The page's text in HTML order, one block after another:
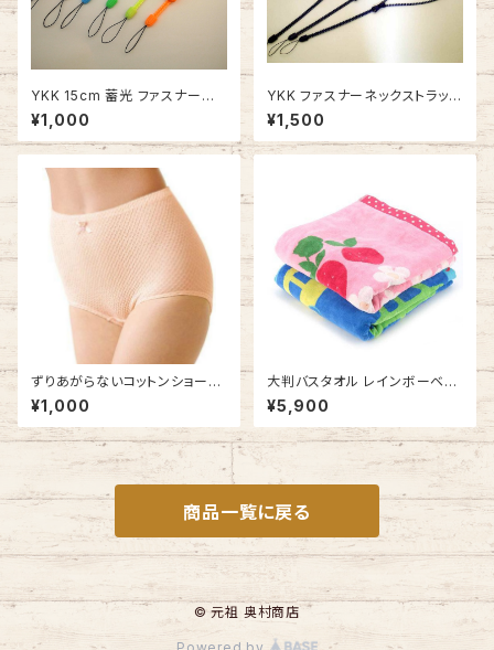
YKK 15cm 蓄光 ファスナーハ
ンドストラップ ジッパーストラッ
プ やや長め ファスナーストラッ
プ 携帯ストラップ
¥1,000
YKK ファスナーネックストラップ
ネイビー ジッパーストラップ フ
ァスナーストラップ ロング 安全
パーツ付き 携帯ストラップ IDカ
¥1,500
ずりあがらないコットンショーツ
Lサイズ エトワール841 ベーシ
ック フルバック 鹿の子編み
¥1,000
大判バスタオル レインボーベア
わくわく タオルケット お昼寝に
今治タオルの日本製
¥5,900
商品一覧に戻る
© 元祖 奥村商店